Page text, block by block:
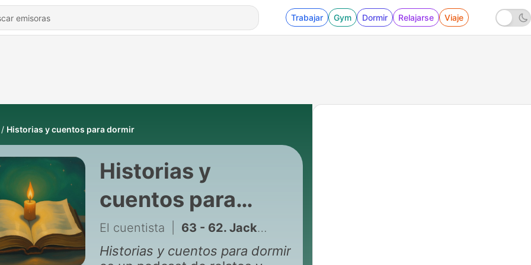
Trabajar Gym Dormir Relajarse Viaje
Historias y cuentos para dormir
Historias y
cuentos para
dormir
El cuentista 63 - 62. Jack y las habichuelas mágicas | Cuento popular inglés | Cuentos para dormir
Historias y cuentos para dormir